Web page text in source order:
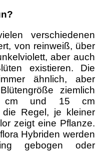
verschiedenen
von reinweiß, über
aber auch
existieren. Die
ähnlich, aber
ziemlich
cm und 15 cm
die Regel, je kleiner
zeigt eine Pflanze.
Hybriden werden
gebogen oder